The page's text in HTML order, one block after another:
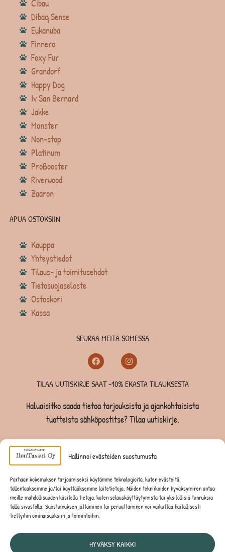
Hallinnoi evästeiden suostumusta
Parhaan kokemuksen tarjoamiseksi käytämme teknologioita, kuten evästeitä,
tallentaaksemme ja/tai käyttääksemme laitetietoja. Näiden tekniikoiden hyväksyminen antaa
meille mahdollisuuden käsitellä tietoja, kuten selauskäyttäytymistä tai yksilöllisiä tunnuksia
tällä sivustolla. Suostumuksen jättäminen tai peruuttaminen voi vaikuttaa haitallisesti
tiettyihin ominaisuuksiin ja toimintoihin.
HYVÄKSY KAIKKI
Cibau
Dibaq Sense
Eukanuba
Finnero
Foxy Fur
Grandorf
Happy Dog
Iv San Bernard
Jakke
Monster
Non-stop
Platinum
ProBooster
Riverwood
Zaaron
APUA OSTOKSIIN
Kauppa
Yhteystiedot
Tilaus- ja toimitusehdot
Tietosuojaseloste
Ostoskori
Kassa
SEURAA MEITÄ SOMESSA
TILAA UUTISKIRJE SAAT -10% EKASTA TILAUKSESTA
Haluaisitko saada tietoa tarjouksista ja ajankohtaisista
tuotteista sähköpostitse? Tilaa uutiskirje.
TILAA UUTISKIRJE -SAAT -10% EKASTA TILAUKSESTA
KISSOILLE
JYRSIJÖILLE